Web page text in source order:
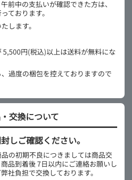
前中の支払いが確認できた方は、
ております。
します。
円(税込)以上は送料が無料にな
過度の梱包を控えておりますので
交換について
しご確認ください。
の初期不良につきましては商品交
品到着後 7日以内にご連絡お願いし
社負担で交換しております。